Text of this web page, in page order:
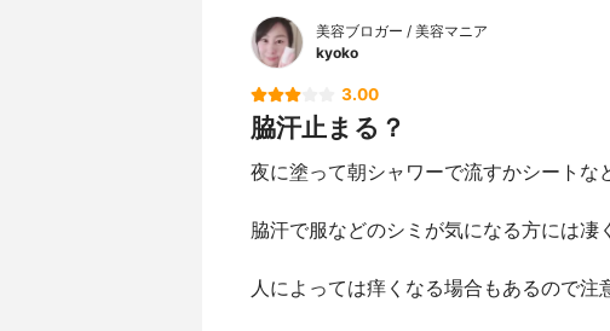
美容ブロガー / 美容マニア
kyoko
3.00
脇汗止まる？
夜に塗って朝シャワーで流すかシートな
脇汗で服などのシミが気になる方には凄
人によっては痒くなる場合もあるので注